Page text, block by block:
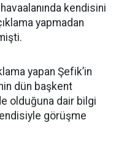
kendisini
yapmadan
yapan Şefik’in
dün başkent
olduğuna dair bilgi
görüşme